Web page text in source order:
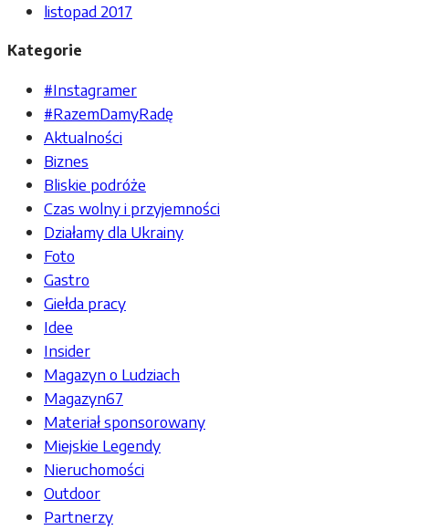
listopad 2017
Kategorie
#Instagramer
#RazemDamyRadę
Aktualności
Biznes
Bliskie podróże
Czas wolny i przyjemności
Działamy dla Ukrainy
Foto
Gastro
Giełda pracy
Idee
Insider
Magazyn o Ludziach
Magazyn67
Materiał sponsorowany
Miejskie Legendy
Nieruchomości
Outdoor
Partnerzy